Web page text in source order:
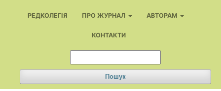
РЕДКОЛЕГІЯ ПРО ЖУРНАЛ АВТОРАМ
КОНТАКТИ
Пошук